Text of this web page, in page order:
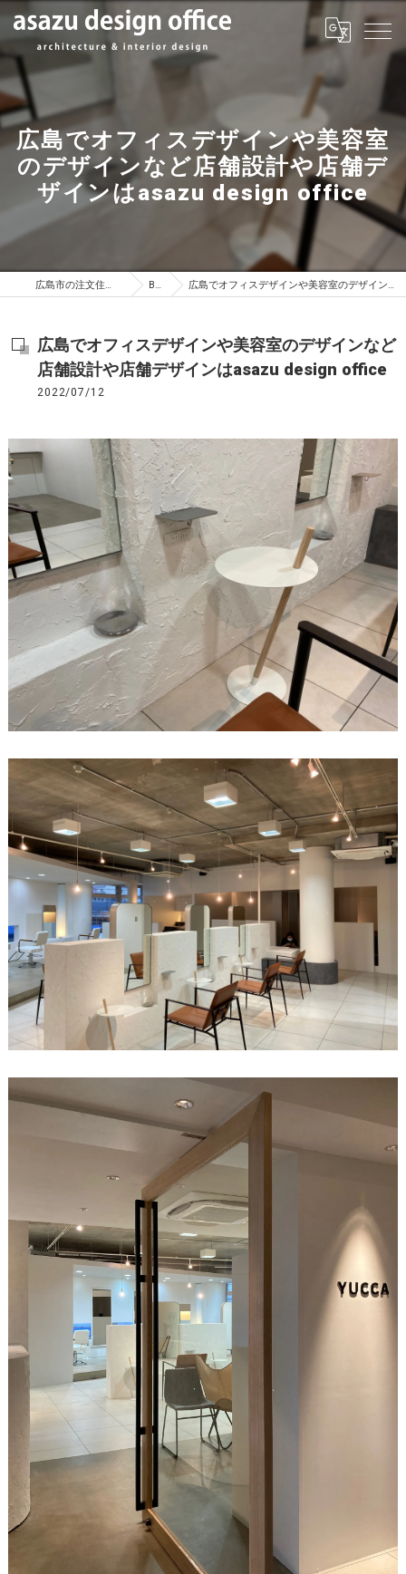
広島でオフィスデザインや美容室
のデザインなど店舗設計や店舗デ
ザインはasazu design office
広島市の注文住宅はasazu design office BLOG 広島でオフィスデザインや美容室のデザインなど店舗設計や店舗デザインはasazu design office
広島でオフィスデザインや美容室のデザインなど
店舗設計や店舗デザインはasazu design office
2022/07/12